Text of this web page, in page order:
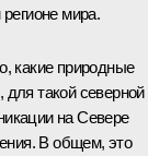
мира.
какие природные
такой северной
на Севере
В общем, это